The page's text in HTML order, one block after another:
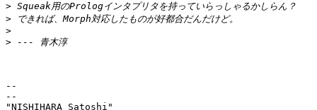
>
>
>
>
--
--
"NISHIHARA Satoshi"